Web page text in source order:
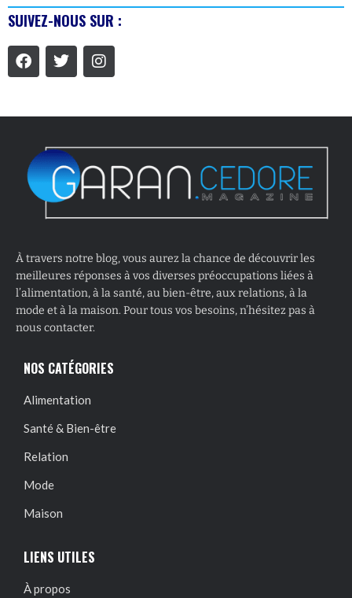
SUIVEZ-NOUS SUR :
À travers notre blog, vous aurez la chance de découvrir les
meilleures réponses à vos diverses préoccupations liées à
l’alimentation, à la santé, au bien-être, aux relations, à la
mode et à la maison. Pour tous vos besoins, n’hésitez pas à
nous contacter.
NOS CATÉGORIES
Alimentation
Santé & Bien-être
Relation
Mode
Maison
LIENS UTILES
À propos